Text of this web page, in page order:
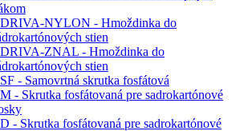
NYLON - Hmoždinka do
stien
ZNAL - Hmoždinka do
stien
- Samovrtná skrutka fosfátová
- Skrutka fosfátovaná pre sadrokartónové
- Skrutka fosfátovaná pre sadrokartónové